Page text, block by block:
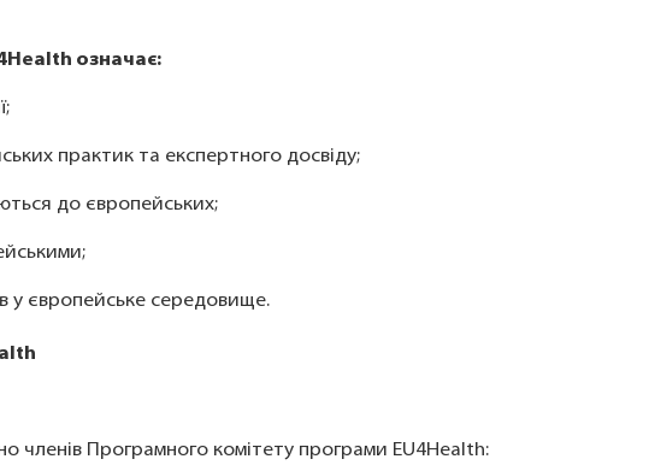
означає:
практик та експертного досвіду;
до європейських;
у європейське середовище.
членів Програмного комітету програми EU4Health: